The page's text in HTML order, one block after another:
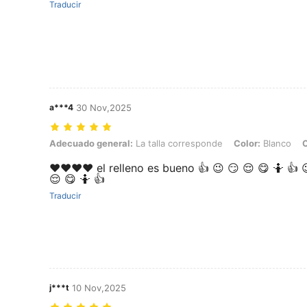
Traducir
a***4 30 Nov,2025
Adecuado general: La talla corresponde, Color: Blanco, Cantidad:
Adecuado general: La talla corresponde Color: Blanco
♥️♥️♥️♥️ el relleno es bueno 👍 😉 😏 😌 😋 🤷 👍
😌 😋 🤷 👍
Traducir
j***t 10 Nov,2025